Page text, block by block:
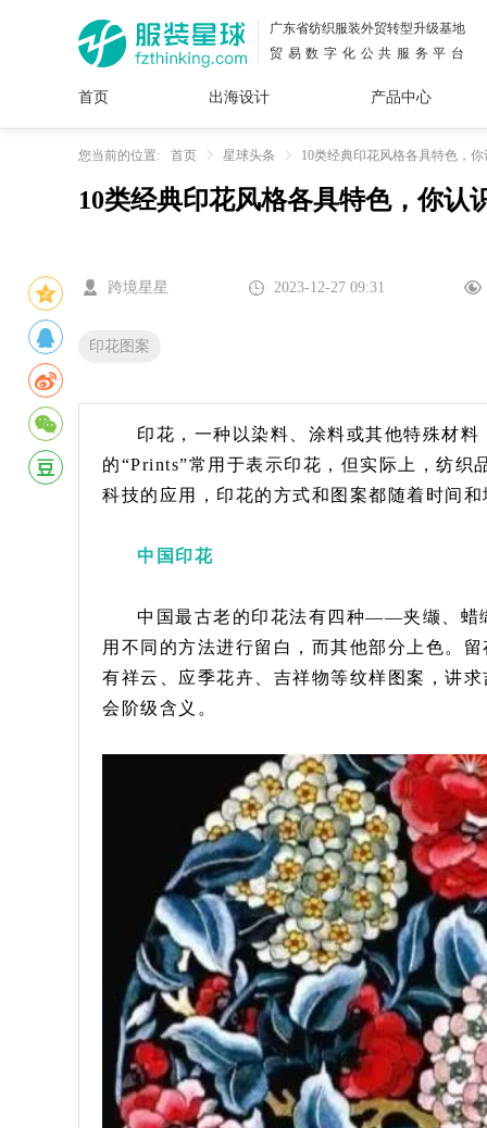
广东省纺织服装外贸转型升级基地
贸易数字化公共服务平台
首页 出海设计
面料
花型
插画
图案
服装
设计
产品中心
女装
内衣
男装
运动
童装
牛仔
服装
您当前的位置: 首页 星球头条 10类经典印花风格各具特色，
10类经典印花风格各具特色，你认
跨境星星 2023-12-27 09:31
印花图案
印花，一种以染料、涂料或其他特殊材
的“Prints”常用于表示印花，但实际上，纺
科技的应用，印花的方式和图案都随着时间
中国印花
中国最古老的印花法有四种——夹缬、蜡
用不同的方法进行留白，而其他部分上色。
有祥云、应季花卉、吉祥物等纹样图案，讲
会阶级含义。